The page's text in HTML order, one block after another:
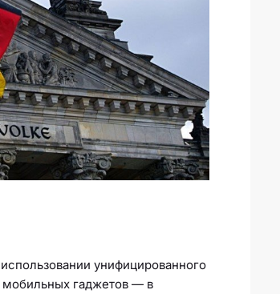
унифицированного
мобильных гаджетов — в